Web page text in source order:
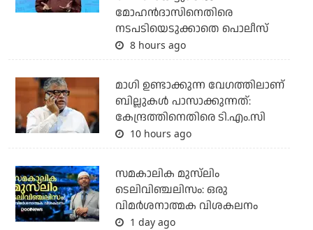
മോഹന്‍ദാസിനെതിരെ
നടപടിയെടുക്കാതെ പൊലീസ്
8 hours ago
മാഗി ഉണ്ടാക്കുന്ന വേഗത്തിലാണ്
ബില്ലുകള്‍ പാസാക്കുന്നത്:
കേന്ദ്രത്തിനെതിരെ ടി.എം.സി
10 hours ago
സമകാലിക മുസ്‌ലിം
ടെലിവിഞ്ചലിസം: ഒരു
വിമര്‍ശനാത്മക വിശകലനം
1 day ago